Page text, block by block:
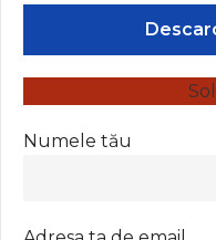
Numele tău